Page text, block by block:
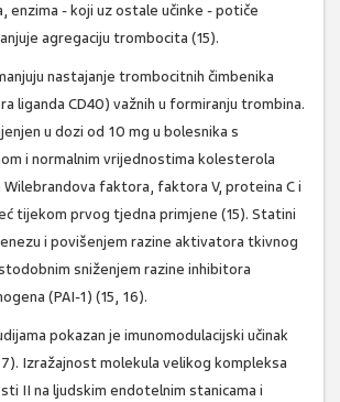
enzima - koji uz ostale učinke - potiče
agregaciju trombocita (15).
nastajanje trombocitnih čimbenika
liganda CD40) važnih u formiranju trombina.
u dozi od 10 mg u bolesnika s
i normalnim vrijednostima kolesterola
Wilebrandova faktora, faktora V, proteina C i
tijekom prvog tjedna primjene (15). Statini
i povišenjem razine aktivatora tkivnog
sniženjem razine inhibitora
(PAI-1) (15, 16).
pokazan je imunomodulacijski učinak
Izražajnost molekula velikog kompleksa
II na ljudskim endotelnim stanicama i